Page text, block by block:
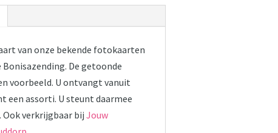
van onze bekende fotokaarten
Bonisazending. De getoonde
voorbeeld. U ontvangt vanuit
een assorti. U steunt daarmee
Ook verkrijgbaar bijJouw